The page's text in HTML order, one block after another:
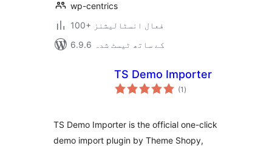
wp-centrics
100+ فعال انسٹالیشنز
6.9.6 کے ساتھ ٹیسٹ شدہ
TS Demo Importer
(1 مجموعی
درجہ
)
TS Demo Importer is the official one-click
demo import plugin by Theme Shopy,